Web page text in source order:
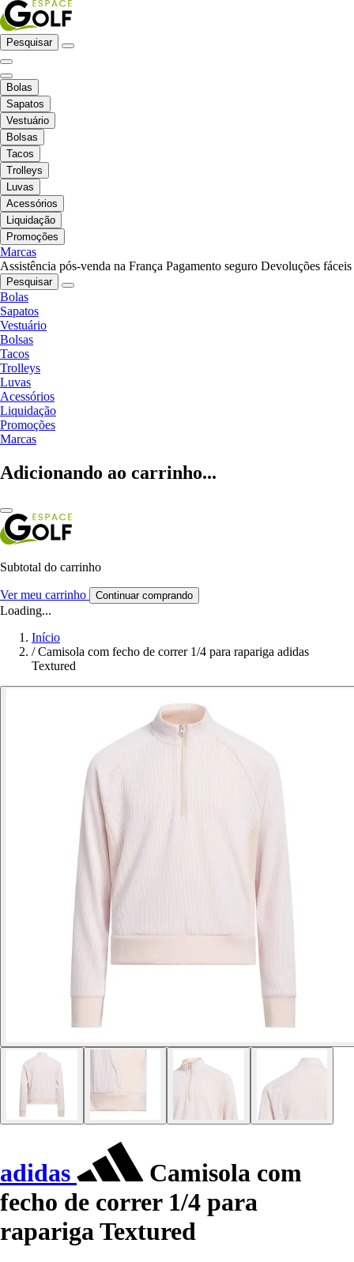
Pesquisar
Bolas
Sapatos
Vestuário
Bolsas
Tacos
Trolleys
Luvas
Acessórios
Liquidação
Promoções
Marcas
Assistência pós-venda na França Pagamento seguro Devoluções fáceis
Pesquisar
Bolas
Sapatos
Vestuário
Bolsas
Tacos
Trolleys
Luvas
Acessórios
Liquidação
Promoções
Marcas
Adicionando ao carrinho...
Subtotal do carrinho
Ver meu carrinho Continuar comprando
Loading...
Início
/ Camisola com fecho de correr 1/4 para rapariga adidas
Textured
adidas
Camisola com
fecho de correr 1/4 para
rapariga Textured